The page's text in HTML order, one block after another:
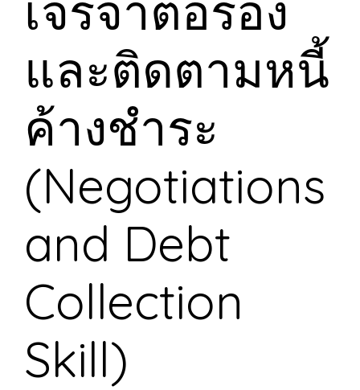
และติดตามหนี้
ค้างชำระ
(Negotiations
and Debt
Collection
Skill)